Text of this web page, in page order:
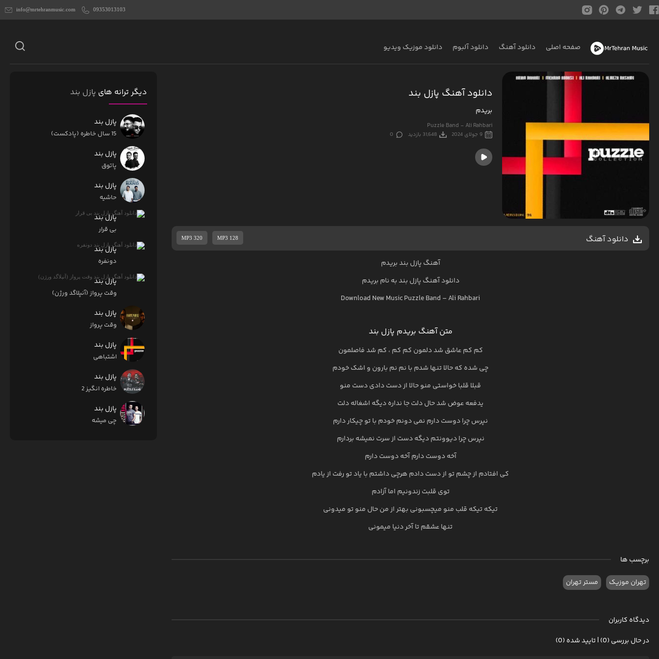
info@mrtehranmusic.com 09353013103
صفحه اصلی دانلود آهنگ دانلود آلبوم دانلود موزیک ویدیو
دانلود آهنگ پازل بند
بریدم
Puzzle Band - Ali Rahbari
9 جولای 2024 31,648 بازدید 0
دانلود آهنگ MP3 320 MP3 128
آهنگ پازل بند بریدم
دانلود آهنگ پازل بندبه نام بریدم
Download New MusicPuzzle Band – Ali Rahbari
متن آهنگ بریدم پازل بند
کم کم عاشق شد دلمون کم کم ، کم شد فاصلمون
چی شده که حالا تنها شدم با نم نم بارون و اشک خودم
قبلا قلبا خواستی منو حالا از دست دادی دست منو
یدفعه عوض شد حال دلت جا نداره دیگه اشغاله دلت
نپرس چرا دوست دارم نمی دونم خودم با تو چیکار دارم
نپرس چرا دیوونتم دیگه دست از سرت نمیشه بردارم
آخه دوست دارم آخه دوست دارم
کی افتادم از چشم تو از دست دادم هرچی داشتم با یاد تو رفت از یادم
توی قلبت زندونیم اما آزادم
تیکه تیکه قلب منو میچسبونی بهتر از من حال منو تو میدونی
تنها عشقم تا آخر دنیا میمونی
برچسب ها
تهران موزیک مستر تهران
دیدگاه کاربران
در حال بررسی (0) | تایید شده (0)
دیگر ترانه های پازل بند
پازل بند
15 سال خاطره (پادکست)
پازل بند
پاتوق
پازل بند
حاشیه
پازل بند
بی قرار
پازل بند
دونفره
پازل بند
وقت پرواز (آنپلاگد ورژن)
پازل بند
وقت پرواز
پازل بند
اشتباهی
پازل بند
خاطره انگیز 2
پازل بند
چی میشه